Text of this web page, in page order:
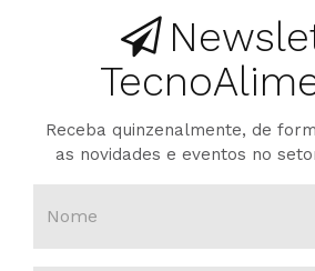
Receba quinzenalmente, de
as novidades e eventos no